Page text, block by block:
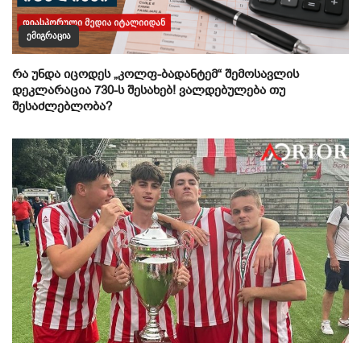
ᲔᲛᲘᲒᲠᲐᲪᲘᲐ
რა უნდა იცოდეს „კოლფ-ბადანტემ“ შემოსავლის
დეკლარაცია 730-ს შესახებ! ვალდებულება თუ
შესაძლებლობა?